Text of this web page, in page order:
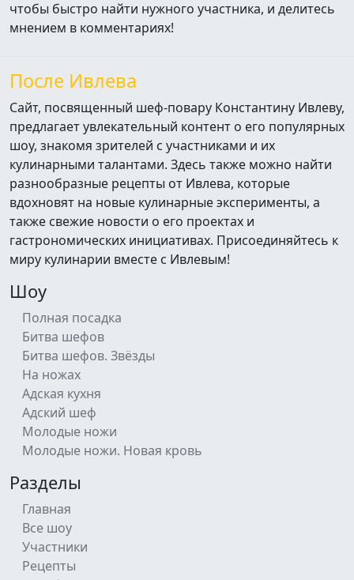
чтобы быстро найти нужного участника, и делитесь
мнением в комментариях!
После Ивлева
Сайт, посвященный шеф-повару Константину Ивлеву,
предлагает увлекательный контент о его популярных
шоу, знакомя зрителей с участниками и их
кулинарными талантами. Здесь также можно найти
разнообразные рецепты от Ивлева, которые
вдохновят на новые кулинарные эксперименты, а
также свежие новости о его проектах и
гастрономических инициативах. Присоединяйтесь к
миру кулинарии вместе с Ивлевым!
Шоу
Полная посадка
Битва шефов
Битва шефов. Звёзды
На ножах
Адская кухня
Адский шеф
Молодые ножи
Молодые ножи. Новая кровь
Разделы
Главная
Все шоу
Участники
Рецепты